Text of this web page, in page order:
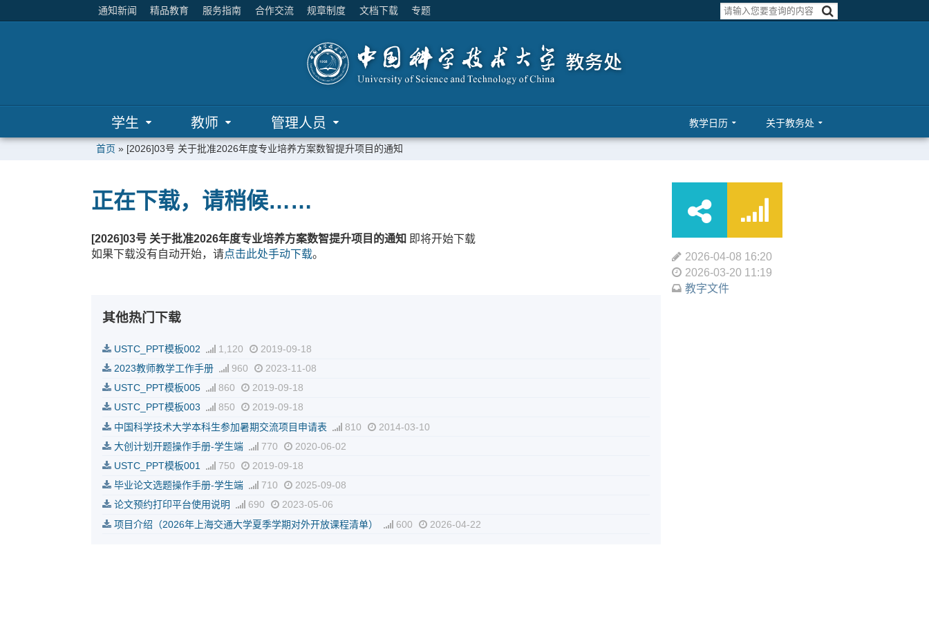
通知新闻 精品教育 服务指南 合作交流 规章制度 文档下载 专题
学生 教师 管理人员 教学日历 关于教务处
首页 » [2026]03号 关于批准2026年度专业培养方案数智提升项目的通知
正在下载，请稍候……
[2026]03号 关于批准2026年度专业培养方案数智提升项目的通知 即将开始下载
如果下载没有自动开始，请点击此处手动下载。
其他热门下载
USTC_PPT模板002 1,120
2019-09-18
2023教师教学工作手册
960
2023-11-08
USTC_PPT模板005
860
2019-09-18
USTC_PPT模板003
850
2019-09-18
中国科学技术大学本科生参加暑期交流项目申请表
810
2014-03-10
大创计划开题操作手册-学生端
770
2020-06-02
USTC_PPT模板001
750
2019-09-18
毕业论文选题操作手册-学生端
710
2025-09-08
论文预约打印平台使用说明
690
2023-05-06
项目介绍（2026年上海交通大学夏季学期对外开放课程清单）
600 2026-04-22
2026-04-08 16:20
2026-03-20 11:19
教字文件